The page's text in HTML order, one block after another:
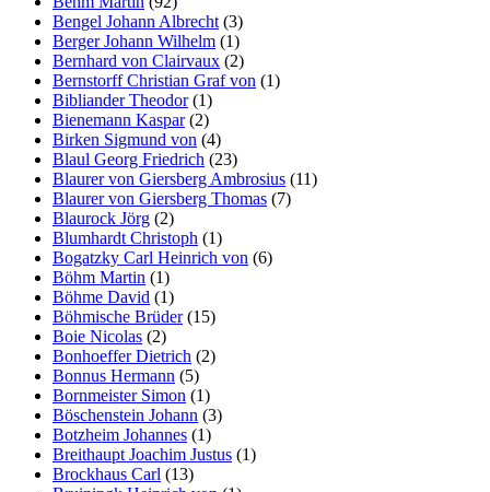
Bengel Johann Albrecht (3)
Berger Johann Wilhelm (1)
Bernhard von Clairvaux (2)
Bernstorff Christian Graf von (1)
Bibliander Theodor(1)
Bienemann Kaspar(2)
Birken Sigmund von (4)
Blaul Georg Friedrich (23)
Blaurer von Giersberg Ambrosius (11)
Blaurer von Giersberg Thomas (7)
Blaurock Jörg (2)
Blumhardt Christoph (1)
Bogatzky Carl Heinrich von (6)
Böhm Martin (1)
Böhme David (1)
Böhmische Brüder(15)
Boie Nicolas (2)
Bonhoeffer Dietrich (2)
Bonnus Hermann (5)
Bornmeister Simon (1)
Böschenstein Johann (3)
Botzheim Johannes (1)
Breithaupt Joachim Justus (1)
Brockhaus Carl (13)